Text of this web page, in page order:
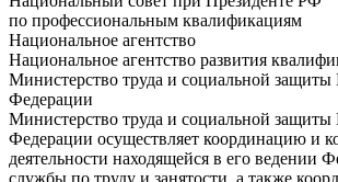
по профессиональным квалификациям
Национальное агентство
Национальное агентство развития
Министерство труда и социальной защиты
Федерации
Министерство труда и социальной защиты
Федерации осуществляет координацию и
деятельности находящейся в его ведении
службы по труду и занятости, а также